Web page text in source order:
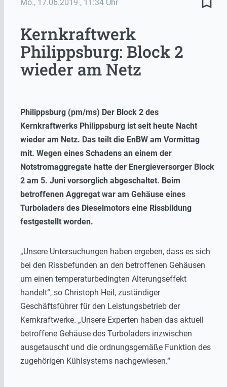
Mo., 17.06.2019 , 11:34 Uhr
Kernkraftwerk
Philippsburg: Block 2
wieder am Netz
Philippsburg (pm/ms) Der Block 2 des
Kernkraftwerks Philippsburg ist seit heute Nacht
wieder am Netz. Das teilt die EnBW am Vormittag
mit. Wegen eines Schadens an einem der
Notstromaggregate hatte der Energieversorger Block
2 am 5. Juni vorsorglich abgeschaltet. Beim
betroffenen Aggregat war am Gehäuse eines
Turboladers des Dieselmotors eine Rissbildung
festgestellt worden.
„Unsere Untersuchungen haben ergeben, dass es sich
bei den Rissbefunden an den betroffenen Gehäusen
um einen temperaturbedingten Alterungseffekt
handelt“, so Christoph Heil, zuständiger
Geschäftsführer für den Leistungsbetrieb der
Kernkraftwerke. „Unsere Experten haben das aktuell
betroffene Gehäuse des Turboladers inzwischen
ausgetauscht und die ordnungsgemäße Funktion des
zugehörigen Kühlsystems nachgewiesen.“